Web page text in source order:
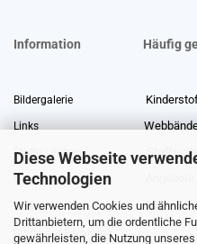
Diese Webseite
Technologien
Wir verwenden Cookies und
Drittanbietern, um die ordentliche
gewährleisten, die Nutzung
Information Häufig
Bildergalerie
Links
Stoffe Lexikon Stoffreste
Über uns
Gewerberabatt
Stoffe auf Rechnung